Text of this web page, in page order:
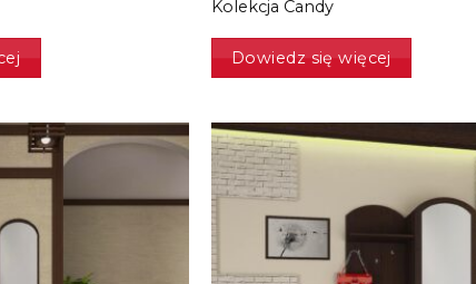
Kolekcja Сandy
Dowiedz się więcej